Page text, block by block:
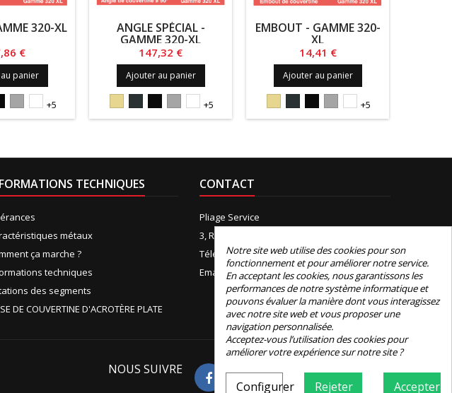
320-XL
€
panier
9006PIEDRA
9010S
+5
ANGLE SPÉCIAL -
GAMME 320-XL
Prix
147,32 €
Ajouter au panier
9006PIEDRA
9010S
+5
EMBOUT - GAMME 320-
XL
Prix
14,41 €
Ajouter au panier
9006PIEDRA
9010S
+5
TECHNIQUES
métaux
ça marche ?
techniques
des segments
DE COUVERTINE D'ACROTÈRE PLATE
CONTACT
Pliage Service
3, Rue de Boudeville, 31100 Toulouse
Téléphone:+33 (0)5 61 44 12 90
Email: contact@e-pliage.fr
Avis Google
NOUS SUIVRE
Notre site web utilise des cookies pour son
fonctionnement et pour améliorer notre service.
En acceptant les cookies, nous garantissons les
performances de notre système informatique et
pouvons évaluer la manière dont vous interagissez
avec notre site web et vous proposer une
navigation personnalisée.
Acceptez-vous l’utilisation des cookies pour
améliorer votre expérience sur notre site ?
Configurer Rejeter Accepter